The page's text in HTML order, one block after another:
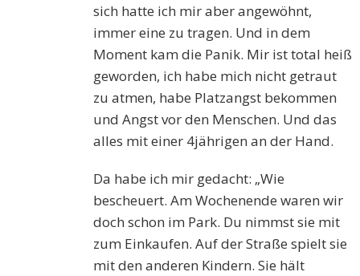
sich hatte ich mir aber angewöhnt,
immer eine zu tragen. Und in dem
Moment kam die Panik. Mir ist total heiß
geworden, ich habe mich nicht getraut
zu atmen, habe Platzangst bekommen
und Angst vor den Menschen. Und das
alles mit einer 4jährigen an der Hand.
Da habe ich mir gedacht: „Wie
bescheuert. Am Wochenende waren wir
doch schon im Park. Du nimmst sie mit
zum Einkaufen. Auf der Straße spielt sie
mit den anderen Kindern. Sie hält